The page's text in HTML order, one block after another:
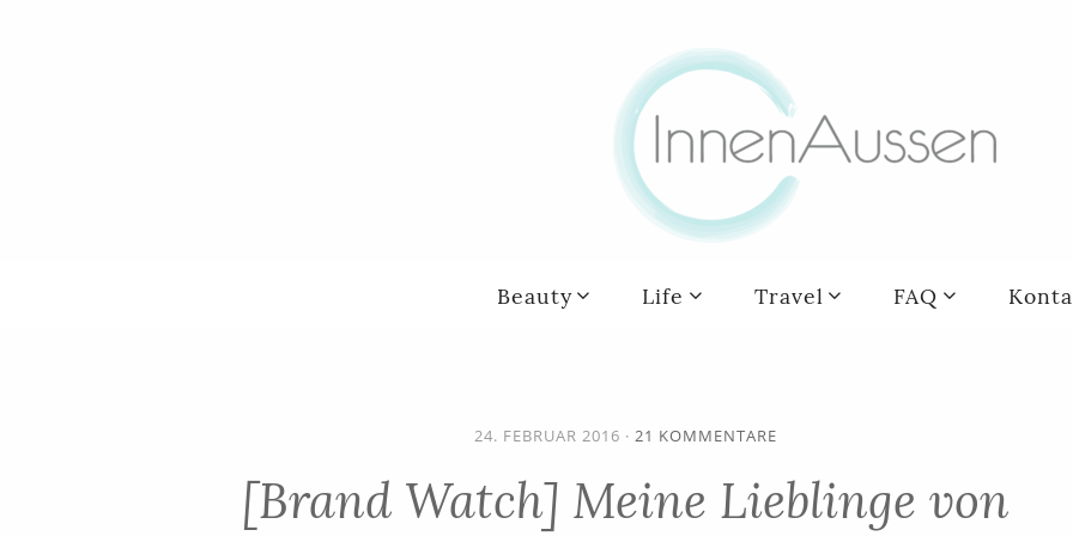
Beauty Life Travel FAQ
24. FEBRUAR 2016 · 21 KOMMENTARE
[Brand Watch] Meine Lieblinge von